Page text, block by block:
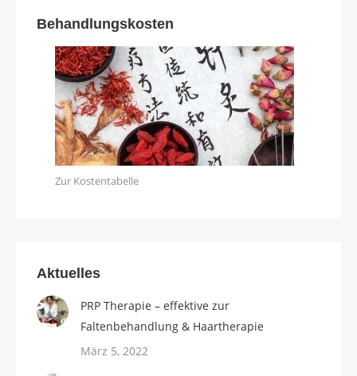
Behandlungskosten
Zur Kostentabelle
Aktuelles
PRP Therapie – effektive zur
Faltenbehandlung & Haartherapie
März 5, 2022